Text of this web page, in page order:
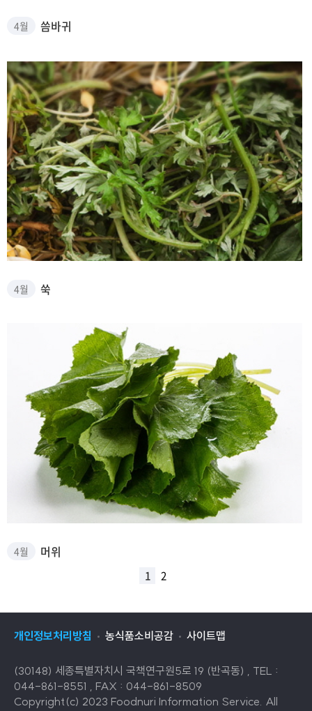
4월 씀바귀
4월 쑥
4월 머위
1 2
개인정보처리방침 농식품소비공감 사이트맵
(30148) 세종특별자치시 국책연구원5로 19 (반곡동) , TEL :
044-861-8551 , FAX : 044-861-8509
Copyright(c) 2023 Foodnuri Information Service. All